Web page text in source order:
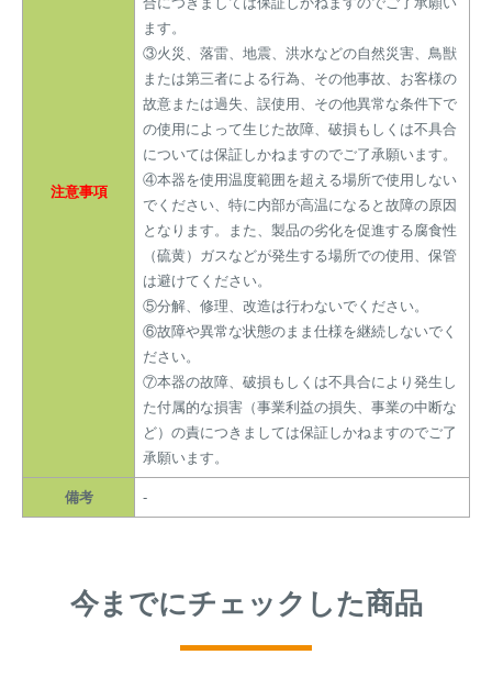
注意事項
ます。
③火災、落雷、地震、洪水などの自然災害、鳥獣
または第三者による行為、その他事故、お客様の
故意または過失、誤使用、その他異常な条件下で
の使用によって生じた故障、破損もしくは不具合
については保証しかねますのでご了承願います。
④本器を使用温度範囲を超える場所で使用しない
でください、特に内部が高温になると故障の原因
となります。また、製品の劣化を促進する腐食性
（硫黄）ガスなどが発生する場所での使用、保管
は避けてください。
⑤分解、修理、改造は行わないでください。
⑥故障や異常な状態のまま仕様を継続しないでく
ださい。
⑦本器の故障、破損もしくは不具合により発生し
た付属的な損害（事業利益の損失、事業の中断な
ど）の責につきましては保証しかねますのでご了
承願います。
備考 -
今までにチェックした商品